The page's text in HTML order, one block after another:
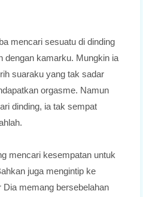
mencari sesuatu di dinding
dengan kamarku. Mungkin ia
suaraku yang tak sadar
orgasme. Namun
dinding, ia tak sempat
mencari kesempatan untuk
juga mengintip ke
memang bersebelahan